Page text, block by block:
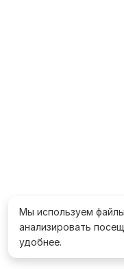
Мы используем файлы
анализировать
удобнее.